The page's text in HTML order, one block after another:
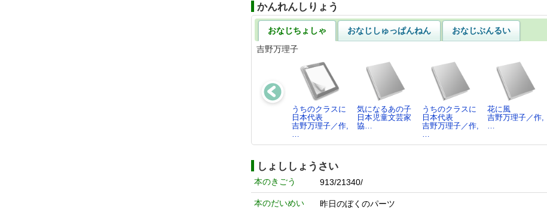
かんれんしりょう
おなじちょしゃ おなじしゅっぱんねん
おなじぶんるい
吉野万理子
うちのクラスに
日本代表
吉野万理子／作,
…
気になるあの子
日本児童文芸家
協…
うちのクラスに
日本代表
吉野万理子／作,
…
花に風
吉野万理子／作,
…
しょししょうさい
本のきごう 913/21340/
本のだいめい 昨日のぼくのパーツ